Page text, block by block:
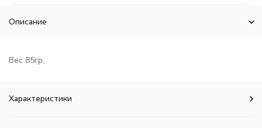
Описание
Вес 85гр.
Характеристики